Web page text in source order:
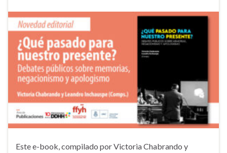
Este e-book, compilado por Victoria Chabrando y